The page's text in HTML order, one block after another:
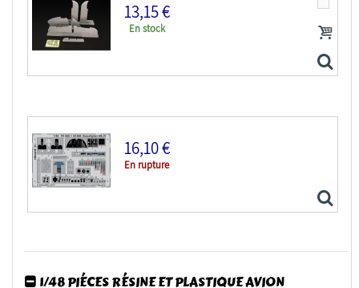
EDUARD photodecoupe avion FE868 Zoom intérieur...
13,15 €
En stock
Brengun detail set avion BRL48017 Beaufighter...
16,10 €
En rupture
1/48 PIÉCES RÉSINE ET PLASTIQUE AVION